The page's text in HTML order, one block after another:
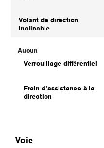
Volant de direction
inclinable
Aucun
Verrouillage différentiel
Frein d’assistance à la
direction
Voie